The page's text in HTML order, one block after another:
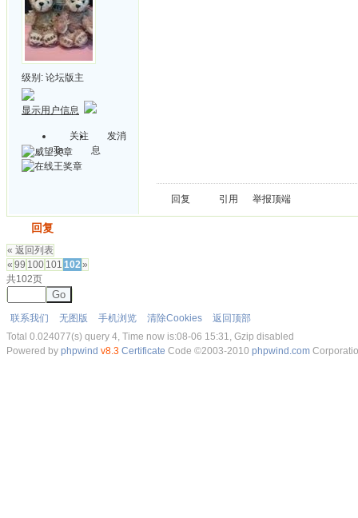
级别: 论坛版主
显示用户信息
关注
Ta
发消
息
回复 引用 举报顶端
回复
« 返回列表
« 99 100 101 102»
共102页
Go
联系我们 无图版 手机浏览 清除Cookies
返回顶部
Total 0.024077(s) query 4, Time now is:08-06 15:31, Gzip disabled
Powered by phpwind v8.3 Certificate Code ©2003-2010 phpwind.com